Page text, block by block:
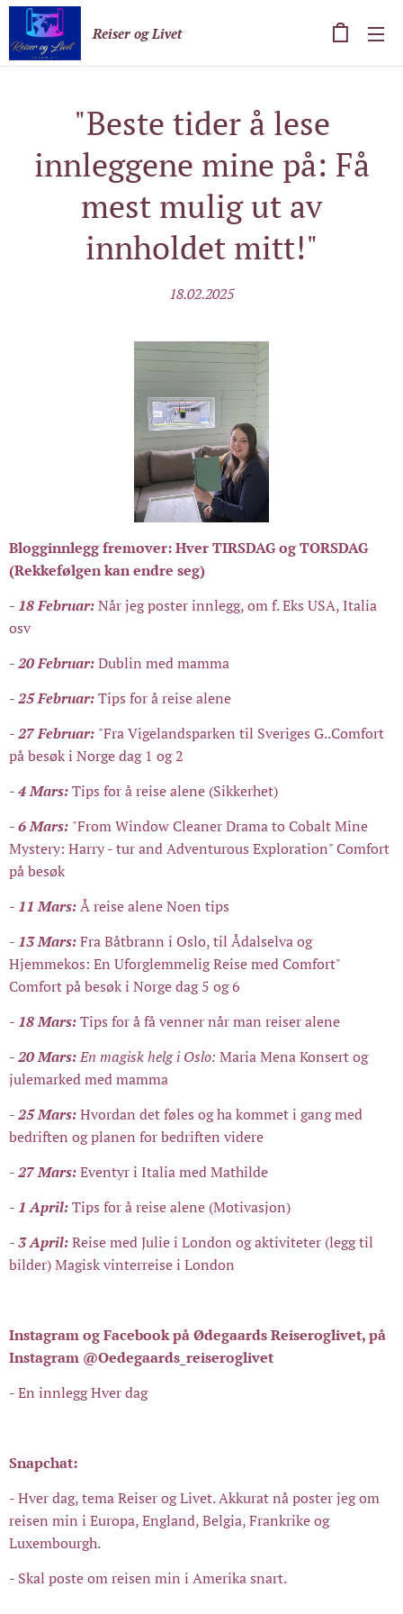
Reiser og Livet
"Beste tider å lese
innleggene mine på: Få
mest mulig ut av
innholdet mitt!"
18.02.2025
Blogginnlegg fremover: Hver TIRSDAG og TORSDAG
(Rekkefølgen kan endre seg)
- 18 Februar:Når jeg poster innlegg, om f. Eks USA, Italia
osv
- 20 Februar:Dublin med mamma
- 25 Februar:Tips for å reise alene
- 27 Februar: "Fra Vigelandsparken til Sveriges G..Comfort
på besøk i Norge dag 1 og 2
- 4 Mars:Tips for å reise alene (Sikkerhet)
- 6 Mars: "From Window Cleaner Drama to Cobalt Mine
Mystery: Harry - tur and Adventurous Exploration" Comfort
på besøk
- 11 Mars:Å reise alene Noen tips
- 13 Mars:Fra Båtbrann i Oslo, til Ådalselva og
Hjemmekos: En Uforglemmelig Reise med Comfort"
Comfort på besøk i Norge dag 5 og 6
- 18 Mars:Tips for å få venner når man reiser alene
- 20 Mars:En magisk helg i Oslo: Maria Mena Konsert og
julemarked med mamma
- 25 Mars:Hvordan det føles og ha kommet i gang med
bedriften og planen for bedriften videre
- 27 Mars:Eventyr i Italia med Mathilde
- 1 April:Tips for å reise alene (Motivasjon)
- 3 April:Reise med Julie i London og aktiviteter (legg til
bilder) Magisk vinterreise i London
Instagram og Facebook på Ødegaards Reiseroglivet, på
Instagram @Oedegaards_reiseroglivet
- En innlegg Hver dag
Snapchat:
-Hver dag, tema Reiser og Livet. Akkurat nå poster jeg om
reisen min i Europa, England, Belgia, Frankrike og
Luxembourgh.
- Skal poste om reisen min i Amerika snart.